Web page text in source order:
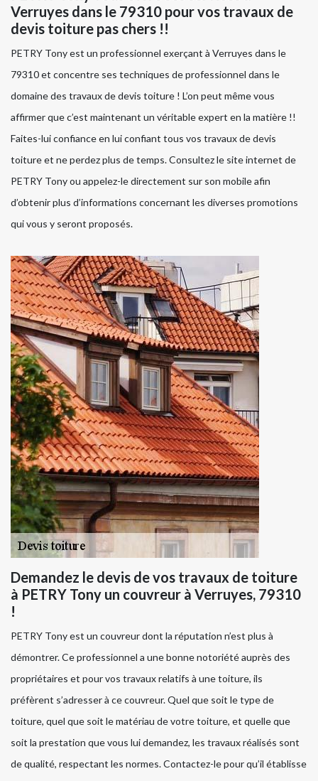
Verruyes dans le 79310 pour vos travaux de
devis toiture pas chers !!
PETRY Tony est un professionnel exerçant à Verruyes dans le
79310 et concentre ses techniques de professionnel dans le
domaine des travaux de devis toiture ! L’on peut même vous
affirmer que c’est maintenant un véritable expert en la matière !!
Faites-lui confiance en lui confiant tous vos travaux de devis
toiture et ne perdez plus de temps. Consultez le site internet de
PETRY Tony ou appelez-le directement sur son mobile afin
d’obtenir plus d’informations concernant les diverses promotions
qui vous y seront proposés.
Demandez le devis de vos travaux de toiture
à PETRY Tony un couvreur à Verruyes, 79310
!
PETRY Tony est un couvreur dont la réputation n’est plus à
démontrer. Ce professionnel a une bonne notoriété auprès des
propriétaires et pour vos travaux relatifs à une toiture, ils
préfèrent s’adresser à ce couvreur. Quel que soit le type de
toiture, quel que soit le matériau de votre toiture, et quelle que
soit la prestation que vous lui demandez, les travaux réalisés sont
de qualité, respectant les normes. Contactez-le pour qu’il établisse